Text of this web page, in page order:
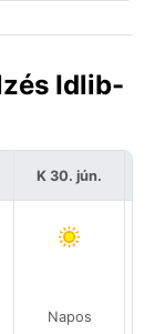
Idlib-
K 30. jún.
Napos